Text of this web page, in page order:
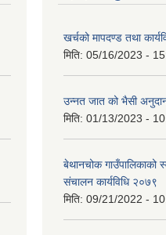
खर्चको मापदण्ड तथा
मिति: 05/16/2023 -
उन्नत जात को भैसी
मिति: 01/13/2023 -
बेथानचोक गाउँपालिकाको
संचालन कार्यविधि २०७९
मिति: 09/21/2022 -